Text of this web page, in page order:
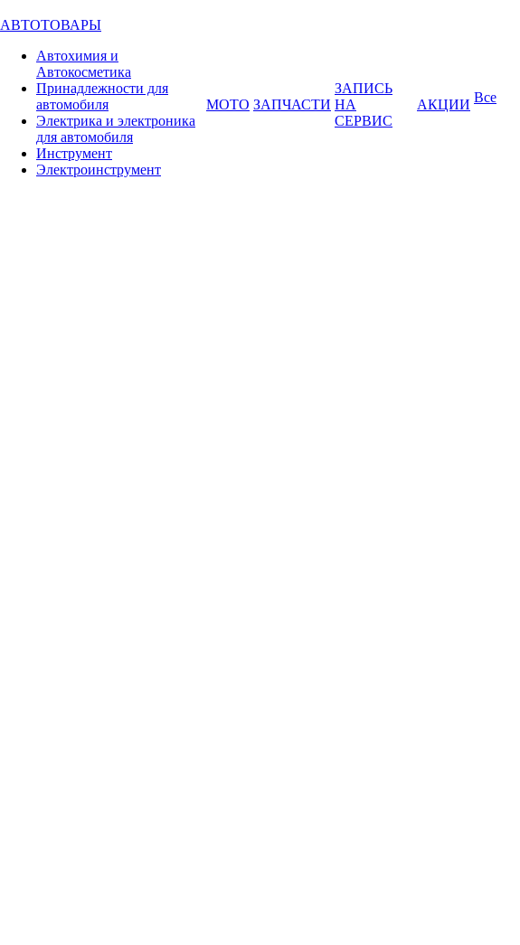
АВТОТОВАРЫ
Автохимия и
Автокосметика
Принадлежности для
автомобиля
Электрика и электроника
для автомобиля
Инструмент
Электроинструмент
МОТО ЗАПЧАСТИ
ЗАПИСЬ
НА
СЕРВИС
АКЦИИ Все